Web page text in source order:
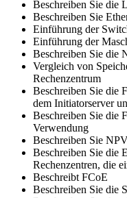
Beschreiben Sie die
Beschreiben Sie
Einführung der
Einführung der
Beschreiben Sie die
Vergleich von
Rechenzentrum
Beschreiben Sie die
dem Initiatorserver
Beschreiben Sie die
Verwendung
Beschreiben Sie
Beschreiben Sie die
Rechenzentren, die
Beschreibt FCoE
Beschreiben Sie die